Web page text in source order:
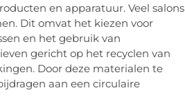
en apparatuur. Veel salons
Dit omvat het kiezen voor
en het gebruik van
gericht op het recyclen van
Door deze materialen te
aan een circulaire